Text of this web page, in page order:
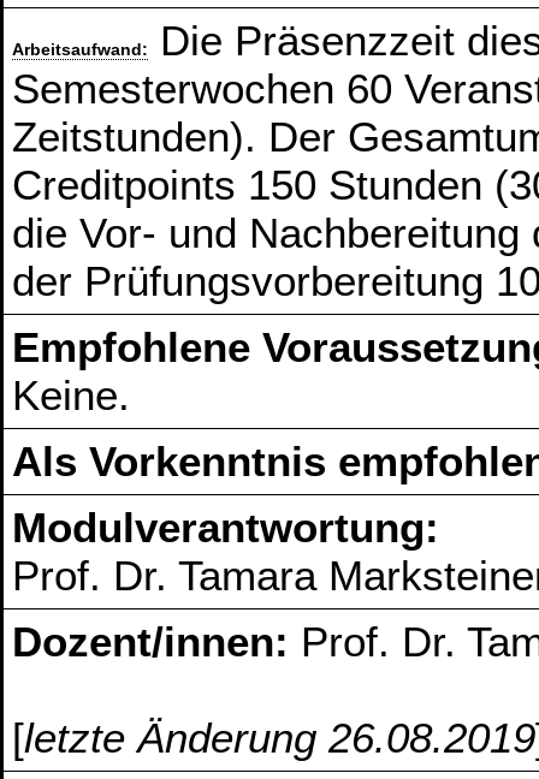
Arbeitsaufwand:
Die Präsenzzeit
Semesterwochen 60
Zeitstunden). Der
Creditpoints 150 Stunden
die Vor- und
der Prüfungsvorbereitung
Empfohlene
Keine.
Als Vorkenntnis
Modulverantwortung:
Prof. Dr. Tamara
Dozent/innen: Prof. Dr.
[letzte Änderung 26.08.2019